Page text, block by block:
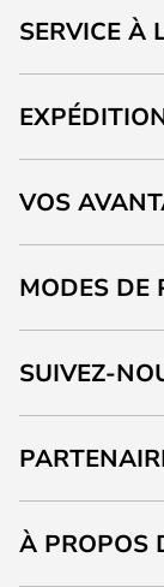
SERVICE À
VOS
MODES DE
SUIVEZ-
À PROPOS